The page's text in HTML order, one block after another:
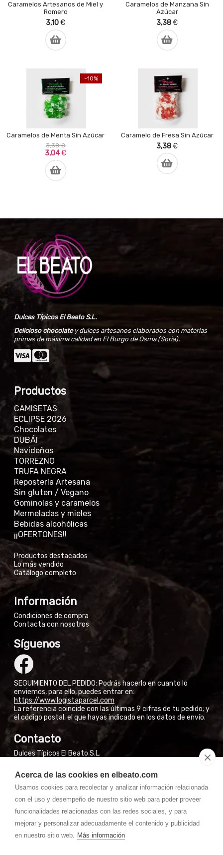
Acerca de las cookies en elbeato.com
Usamos cookies para recolectar y analizar información relacionada
con el uso y desempeño de nuestro sitio web para poder proveer
funcionalidades relacionadas con las redes sociales, y para
mejorar y personalizar adecuadamente el contenido y publicidad
en nuestro sitio web. Más información
Caramelos Artesanos de Miel y
Romero
3,10€
Caramelos de Manzana Sin
Azúcar
3,38€
-10%
Caramelos de Menta Sin Azúcar
3,38 €
3,04€
Caramelo de Fresa Sin Azúcar
3,38€
Dulces Típicos El Beato S.L.
Delicioso chocolatey dulces artesanos elaborados con materias
primas de máxima calidad en El Burgo de Osma (Soria).
Productos
CAMISETAS
ECLIPSE 2026
Chocolates
DUBÁI
Navideños
TORREZNO
TRUFA NEGRA
Repostería Artesana
Sin gluten / Vegano
Gominolas y caramelos
Mermeladas y mieles
Bebidas alcohólicas
¡¡OFERTONES!!
Productos destacados
Lo más vendido
Catálogo completo
Información
Condiciones de compra
Contacta con nosotros
Síguenos
SEGUIMIENTO DEL PEDIDO: Podrás hacerlo en cuanto lo
enviemos, para ello, puedes entrar en:
https://www.logistaparcel.com
La referencia coincide con las últimas 9 cifras de tu pedido; y
el código postal, el que hayas indicado en los datos de envío.
Contacto
Dulces Típicos El Beato S.L.
El Burgo de Osma (Soria)
NO VENDEMOS EN FÁBRICA A PARTICULARES
Si están en El Burgo de Osma, pueden encontrar nuestros
productos en las tiendas de la Calle Mayor.
Whatssapp: 667 31 50 28 (7:30-14:00) laborales
Teléfono: 975 36 01 46 (07:00 - 15:00) laborales